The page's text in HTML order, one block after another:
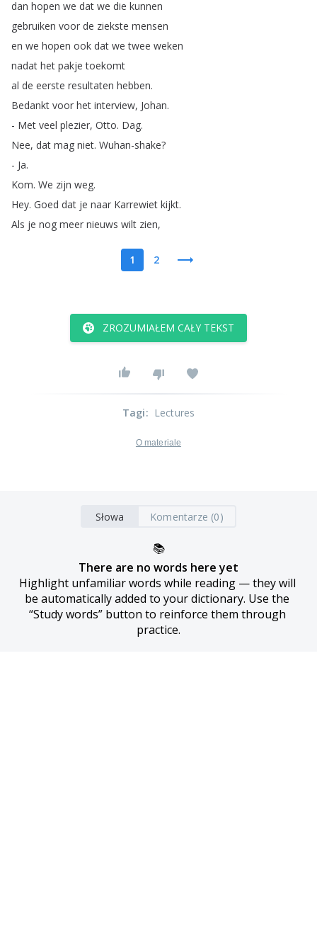
dan hopen we dat we die kunnen
gebruiken voor de ziekste mensen
en we hopen ook dat we twee weken
nadat het pakje toekomt
al de eerste resultaten hebben.
Bedankt voor het interview, Johan.
- Met veel plezier, Otto. Dag.
Nee, dat mag niet. Wuhan-shake?
- Ja.
Kom. We zijn weg.
Hey. Goed dat je naar Karrewiet kijkt.
Als je nog meer nieuws wilt zien,
1 2
ZROZUMIAŁEM CAŁY TEKST
Tagi: Lectures
O materiale
Słowa Komentarze (0)
📚
There are no words here yet
Highlight unfamiliar words while reading — they will
be automatically added to your dictionary. Use the
“Study words” button to reinforce them through
practice.